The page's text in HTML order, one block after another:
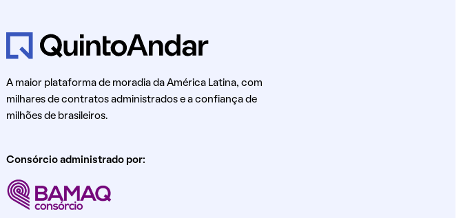
A maior plataforma de moradia da América Latina, com
milhares de contratos administrados e a confiança de
milhões de brasileiros.
Consórcio administrado por: